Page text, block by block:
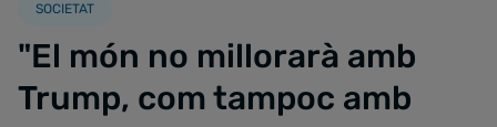
SOCIETAT
"El món no millorarà amb
Trump, com tampoc amb